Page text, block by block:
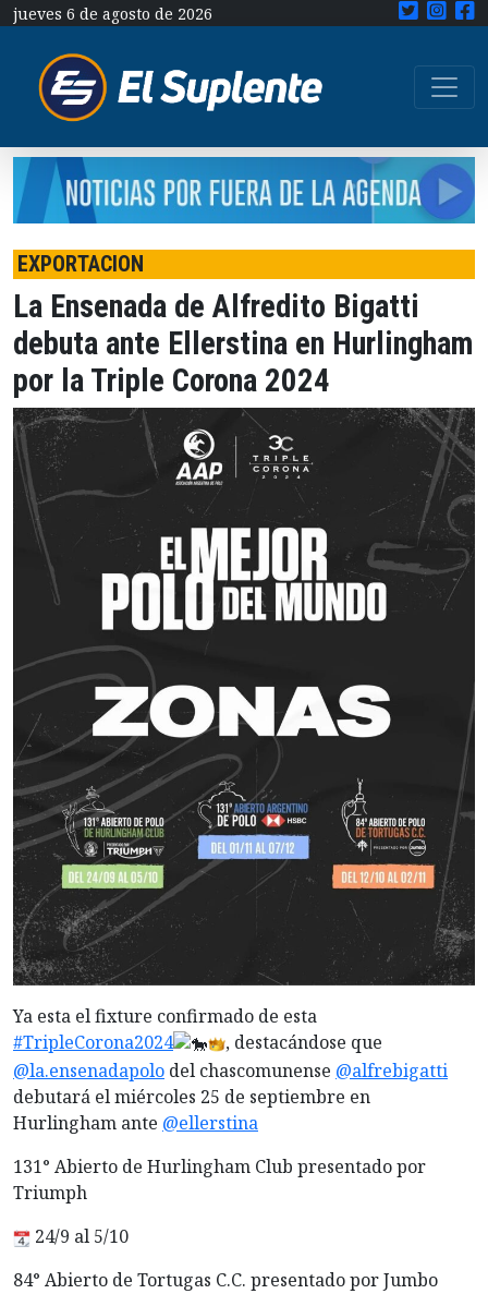
jueves 6 de agosto de 2026
EXPORTACION
La Ensenada de Alfredito Bigatti
debuta ante Ellerstina en Hurlingham
por la Triple Corona 2024
Ya esta el fixture confirmado de esta
#TripleCorona2024
, destacándose que
@la.ensenadapolo del chascomunense @alfrebigatti
debutará el miércoles 25 de septiembre en
Hurlingham ante @ellerstina
131° Abierto de Hurlingham Club presentado por
Triumph
24/9 al 5/10
84° Abierto de Tortugas C.C. presentado por Jumbo